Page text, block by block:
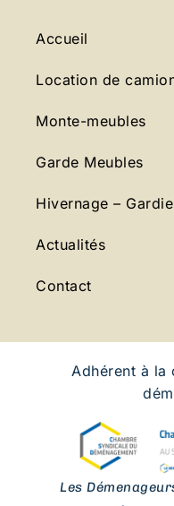
Accueil
Location de
Monte-meubles
Garde Meubles
Hivernage –
Actualités
Contact
Adhérent à la
Les